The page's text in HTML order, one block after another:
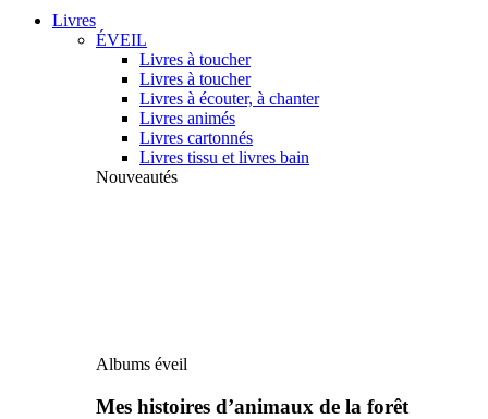
Livres
ÉVEIL
Livres à toucher
Livres à toucher
Livres à écouter, à chanter
Livres animés
Livres cartonnés
Livres tissu et livres bain
Nouveautés
Albums éveil
Mes histoires d’animaux de la forêt